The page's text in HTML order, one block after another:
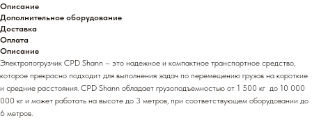
Описание
Дополнительное оборудование
Доставка
Оплата
Описание
Электропогрузчик CPD Shann – это надежное и компактное транспортное средство,
которое прекрасно подходит для выполнения задач по перемещению грузов на короткие
и средние расстояния. CPD Shann обладает грузоподъемностью от 1 500 кг до 10 000
000 кг и может работать на высоте до 3 метров, при соответствующем оборудовании до
6 метров.